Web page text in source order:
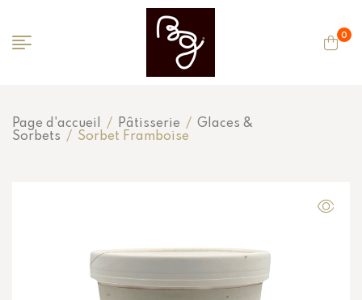
0
Page d'accueil / Pâtisserie / Glaces &
Sorbets / Sorbet Framboise